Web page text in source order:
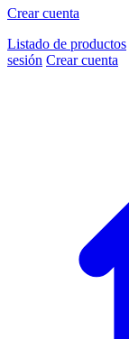
Crear cuenta
Listado de productos
sesión Crear cuenta